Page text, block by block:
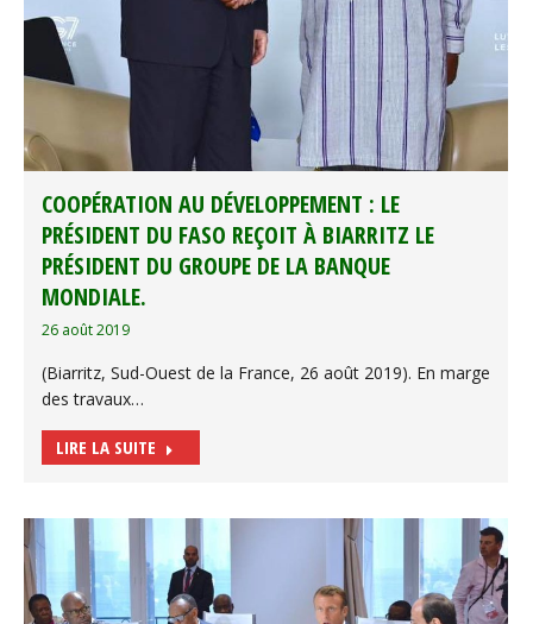
COOPÉRATION AU DÉVELOPPEMENT : LE
PRÉSIDENT DU FASO REÇOIT À BIARRITZ LE
PRÉSIDENT DU GROUPE DE LA BANQUE
MONDIALE.
26 août 2019
(Biarritz, Sud-Ouest de la France, 26 août 2019). En marge
des travaux…
LIRE LA SUITE